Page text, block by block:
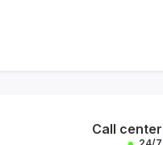
Call center
24/7